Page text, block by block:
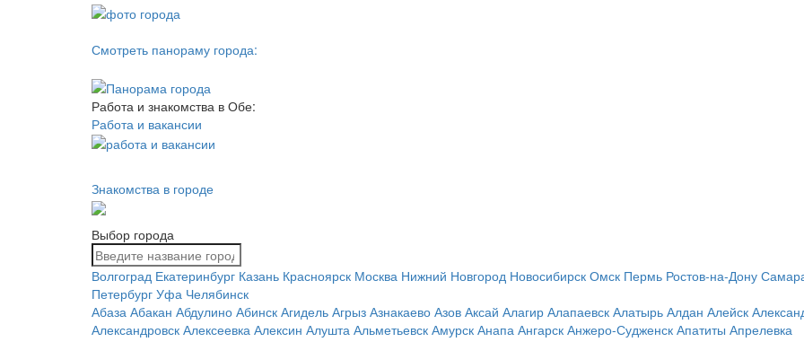
Смотреть панораму города:
Работа и знакомства в Обе:
Работа и вакансии
Знакомства в городе
Выбор города
Волгоград Екатеринбург Казань Красноярск Москва Нижний Новгород Новосибирск Омск Пермь Ростов-на-Дону
Петербург Уфа Челябинск
Абаза Абакан Абдулино Абинск Агидель Агрыз Азнакаево Азов Аксай Алагир Алапаевск Алатырь Алдан Алейск
Александровск Алексеевка Алексин Алушта Альметьевск Амурск Анапа Ангарск Анжеро-Судженск Апатиты Апрелевка